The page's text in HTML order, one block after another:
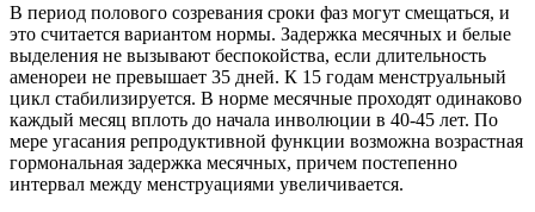
В период полового созревания сроки фаз могут смещаться, и
это считается вариантом нормы. Задержка месячных и белые
выделения не вызывают беспокойства, если длительность
аменореи не превышает 35 дней. К 15 годам менструальный
цикл стабилизируется. В норме месячные проходят одинаково
каждый месяц вплоть до начала инволюции в 40-45 лет. По
мере угасания репродуктивной функции возможна возрастная
гормональная задержка месячных, причем постепенно
интервал между менструациями увеличивается.